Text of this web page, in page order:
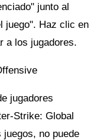
junto al
juego". Haz clic en
a los jugadores.
jugadores
Strike: Global
no puede